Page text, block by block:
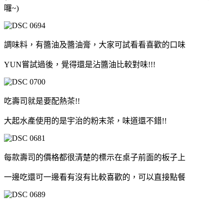
囉~)
調味料，有醬油及醬油膏，大家可試看看喜歡的口味
YUN嘗試過後，覺得還是沾醬油比較對味!!!
吃壽司就是要配熱茶!!
大起水產使用的是宇治的粉末茶，味道還不錯!!
每款壽司的價格都很清楚的標示在桌子前面的板子上
一邊吃還可一邊看有沒有比較喜歡的，可以直接點餐